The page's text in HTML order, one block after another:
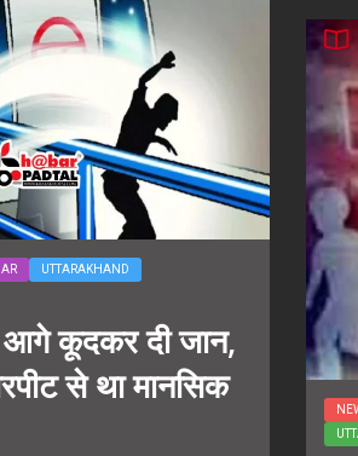
UTTARAKHAND
कूदकर दी जान,
से था मानसिक